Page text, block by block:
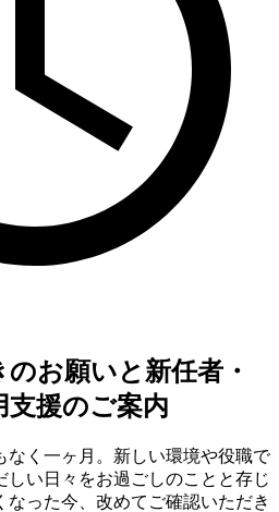
お願いと新任者・
支援のご案内
なく一ヶ月。新しい環境や役職で
い日々をお過ごしのことと存じ
なった今、改めてご確認いただき